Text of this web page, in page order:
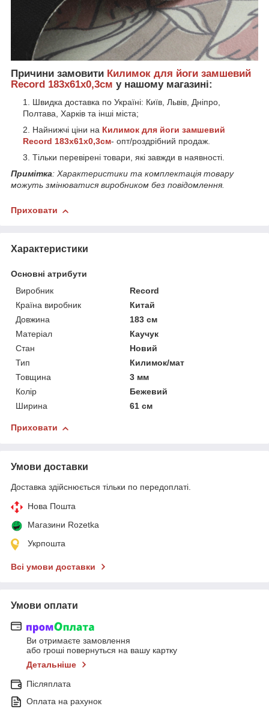
Причини замовити Килимок для йоги замшевий
Record 183x61x0,3см у нашому магазині:
Швидка доставка по Україні: Київ, Львів, Дніпро,
Полтава, Харків та інші міста;
Найнижчі ціни на Килимок для йоги замшевий
Record 183x61x0,3см- опт/роздрібний продаж.
Тільки перевірені товари, які завжди в наявності.
Примітка: Характеристики та комплектація товару
можуть змінюватися виробником без повідомлення.
Приховати
Характеристики
Основні атрибути
Виробник
Record
Країна виробник
Китай
Довжина
183 см
Матеріал
Каучук
Стан
Новий
Тип
Килимок/мат
Товщина
3 мм
Колір
Бежевий
Ширина
61 см
Приховати
Умови доставки
Доставка здійснюється тільки по передоплаті.
Нова Пошта
Магазини Rozetka
Укрпошта
Всі умови доставки
Умови оплати
Ви отримаєте замовлення
або гроші повернуться на вашу картку
Детальніше
Післяплата
Оплата на рахунок